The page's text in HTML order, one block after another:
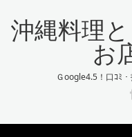
沖縄料理
お
Ｇoogle4.5！口ｺﾐ
FacebookInstagramRSS